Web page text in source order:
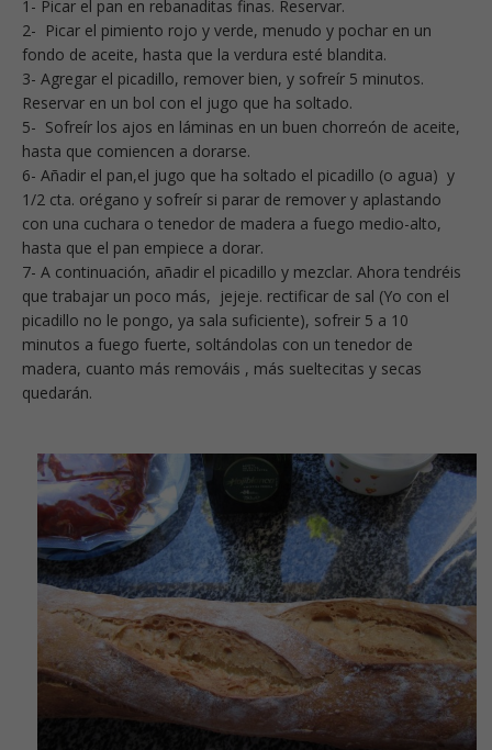
1- Picar el pan en rebanaditas finas. Reservar.
2- Picar el pimiento rojo y verde, menudo y pochar en un
fondo de aceite, hasta que la verdura esté blandita.
3- Agregar el picadillo, remover bien, y sofreír 5 minutos.
Reservar en un bol con el jugo que ha soltado.
5- Sofreír los ajos en láminas en un buen chorreón de aceite,
hasta que comiencen a dorarse.
6- Añadir el pan,el jugo que ha soltado el picadillo (o agua) y
1/2 cta. orégano y sofreír si parar de remover y aplastando
con una cuchara o tenedor de madera a fuego medio-alto,
hasta que el pan empiece a dorar.
7- A continuación, añadir el picadillo y mezclar. Ahora tendréis
que trabajar un poco más, jejeje. rectificar de sal (Yo con el
picadillo no le pongo, ya sala suficiente), sofreir 5 a 10
minutos a fuego fuerte, soltándolas con un tenedor de
madera, cuanto más remováis , más sueltecitas y secas
quedarán.